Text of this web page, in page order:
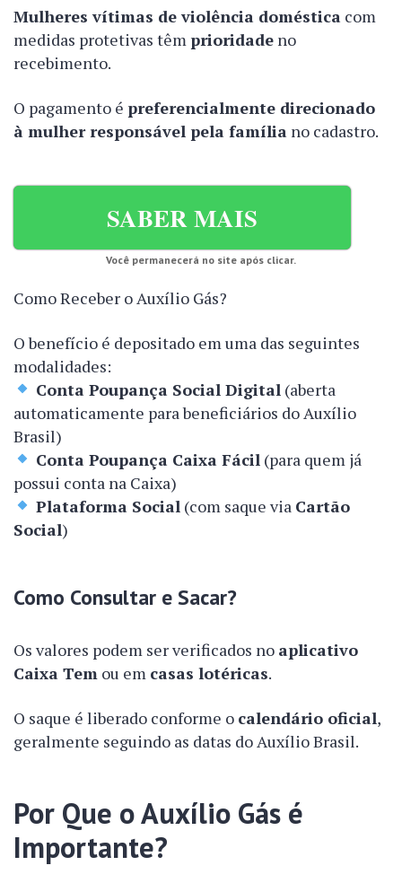
Mulheres vítimas de violência doméstica com
medidas protetivas têm prioridade no
recebimento.
O pagamento é preferencialmente direcionado
à mulher responsável pela família no cadastro.
SABER MAIS
Você permanecerá no site após clicar.
Como Receber o Auxílio Gás?
O benefício é depositado em uma das seguintes
modalidades:
Conta Poupança Social Digital (aberta
automaticamente para beneficiários do Auxílio
Brasil)
Conta Poupança Caixa Fácil (para quem já
possui conta na Caixa)
Plataforma Social (com saque via Cartão
Social)
Como Consultar e Sacar?
Os valores podem ser verificados no aplicativo
Caixa Tem ou em casas lotéricas.
O saque é liberado conforme o calendário oficial,
geralmente seguindo as datas do Auxílio Brasil.
Por Que o Auxílio Gás é
Importante?